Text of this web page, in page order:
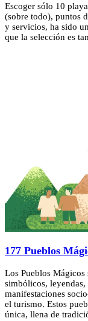
Escoger sólo 10
(sobre todo), puntos
y servicios, ha sido
que la selección es
177 Pueblos
Los Pueblos Mágicos
simbólicos,
manifestaciones
el turismo. Estos
única, llena de